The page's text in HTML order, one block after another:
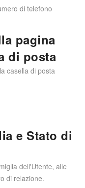
di telefono
pagina
di posta
casella di posta
e Stato di
dell'Utente, alle
di relazione.